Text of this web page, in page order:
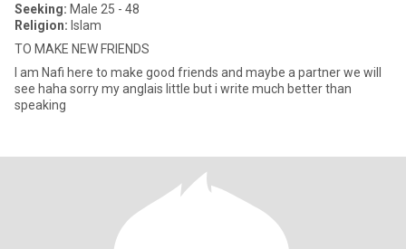
Seeking: Male 25 - 48
Religion: Islam
TO MAKE NEW FRIENDS
I am Nafi here to make good friends and maybe a partner we will
see haha sorry my anglais little but i write much better than
speaking